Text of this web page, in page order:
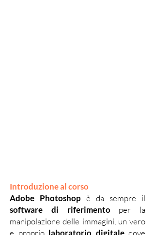
Introduzione al corso
Adobe Photoshop è da sempre il
software di riferimentoper la
manipolazione delle immagini, un vero
e proprio laboratorio digitaledove